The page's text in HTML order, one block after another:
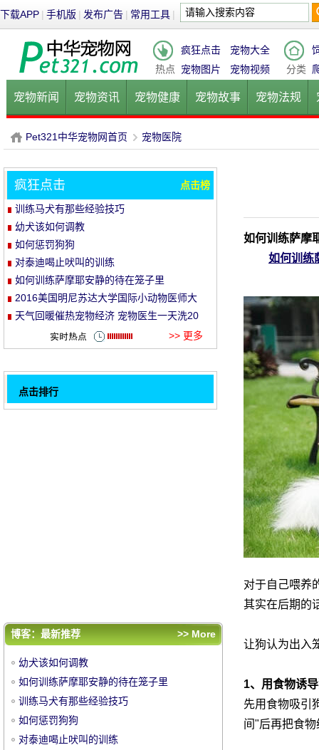
下载APP | 手机版 | 发布广告 | 常用工具 |
热点
疯狂点击
宠物大全
宠物图片
宠物视频 分类
宠物新闻 宠物资讯 宠物健康 宠物故事 宠物法规
健康饮食 宠物美容 宠物医院
P
1
Pet321中华宠物网首页
›
宠物医院
如何训练萨摩
如何训练
对于自己喂养
其实在后期的
让狗认为出入
1、用食物诱
先用食物吸引
间"后再把食物
疯狂点击 点击榜
训练马犬有那些经验技巧
幼犬该如何调教
如何惩罚狗狗
对泰迪喝止吠叫的训练
如何训练萨摩耶安静的待在笼子里
2016美国明尼苏达大学国际小动物医师大
会
天气回暖催热宠物经济 宠物医生一天洗20
只宠物狗
>> 更多
点击排行
训练马犬有那些经验技巧
天气回暖催热宠物经济 宠物医生一天洗20只
宠物狗
博客：最新推荐 >> More
幼犬该如何调教
如何训练萨摩耶安静的待在笼子里
训练马犬有那些经验技巧
如何惩罚狗狗
对泰迪喝止吠叫的训练